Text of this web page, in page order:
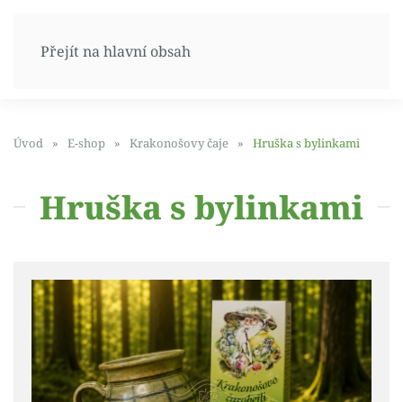
Přejít na hlavní obsah
Úvod E-shop Krakonošovy čaje Hruška s bylinkami
Hruška s bylinkami